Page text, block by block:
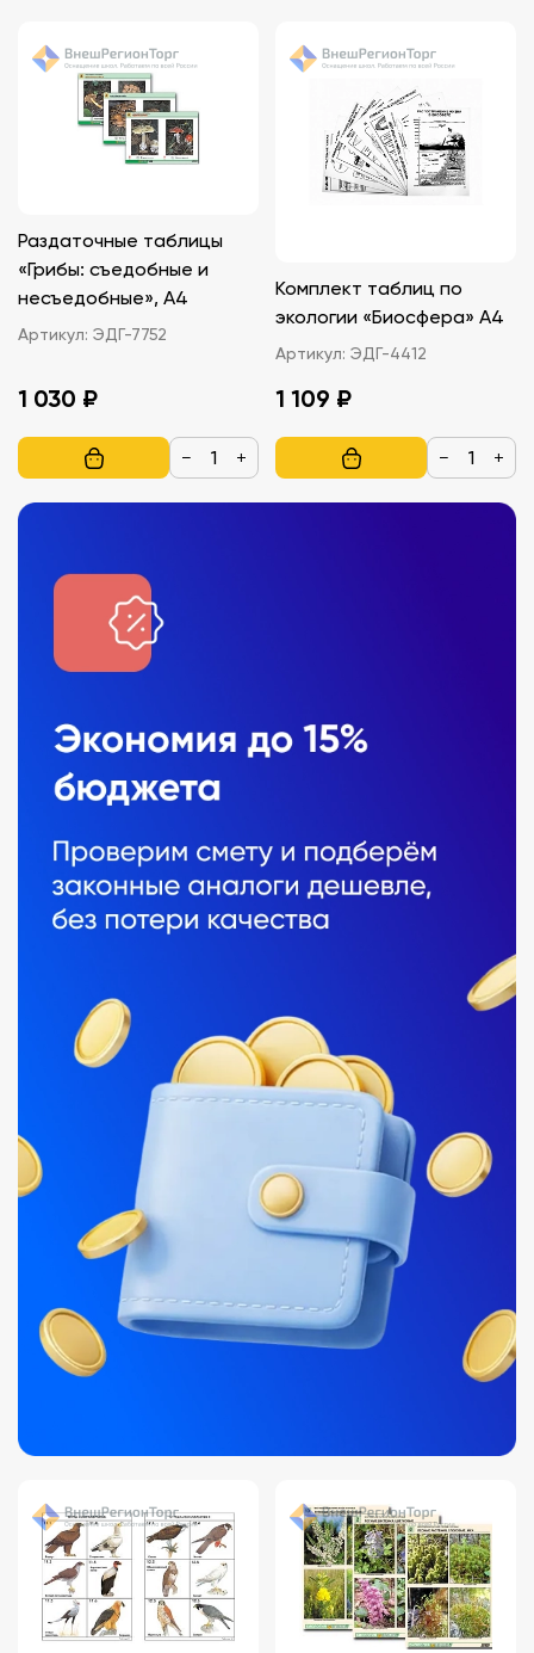
Раздаточные таблицы
«Грибы: съедобные и
несъедобные», A4
Артикул: ЭДГ-7752
1 030 ₽
− +
Комплект таблиц по
экологии «Биосфера» A4
Артикул: ЭДГ-4412
1 109 ₽
− +